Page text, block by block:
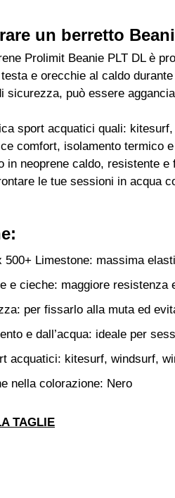
un berretto
Prolimit Beanie PLT DL è
e orecchie al caldo
sicurezza, può essere
sport acquatici quali:
comfort, isolamento termico
in neoprene caldo, resistente
le tue sessioni in acqua
500+ Limestone: massima
e cieche: maggiore resistenza
per fissarlo alla muta ed
e dall’acqua: ideale per
acquatici: kitesurf, windsurf,
nella colorazione: Nero
TAGLIE